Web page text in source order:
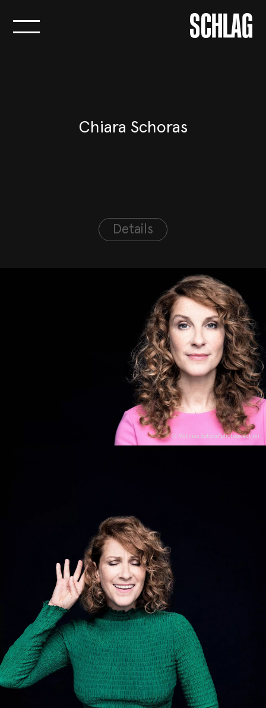
Logo Agentur
SCHLAG
Chiara Schoras
Details
© Mathias Bothor/photoselection